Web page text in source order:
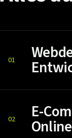
01
02 E-